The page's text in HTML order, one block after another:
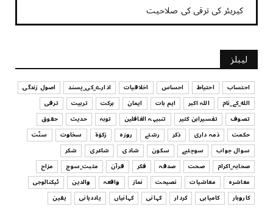
کیریئر کی ترقی کی صلاحیت
July 29, 2026
UNCATEGORIZED
کیا آپ اپنے باس کو مؤثر طریقے سے منظم کر رہے ہیں
July 29, 2026
UNCATEGORIZED
اس وقت آپ کا موڈ کیسا ہے؟
July 29, 2026
UNCATEGORIZED
قرض لینے اور دینے میں ہوشیاری
July 29, 2026
لیبلز
احتساب احتیاط احساس اخلاقیات ادارے_کی_پسند
اصول زندگی
الله_کے_نام
اللہ اکبر اہم بات ایمان برکت تربیت
ترقی
تصوف
تفسیرابن کثیر تنبیہہ الغافلین توبہ حدیث
حقوق
حکمت
ذمہ داری ذکر رشتے روزہ زکوٰۃ سخاوت
سنّت
سوال جواب
سوچئیے سکون شادی شاعری
شکر
صحابہ_اکرام
صحت صدقہ فکر قرآن مثبت_سوچ
مزاح
معاشرہ
معاشیات نصیحت نماز واقعہ والدین
ٹیکنالوجی
کاروبار
کامیابی کردار کہانی کہانیاں یاددہانی یقین